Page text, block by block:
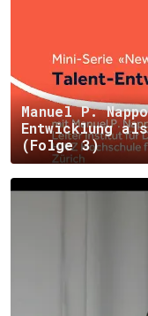
Manuel P.
Entwicklung
(Folge 3)